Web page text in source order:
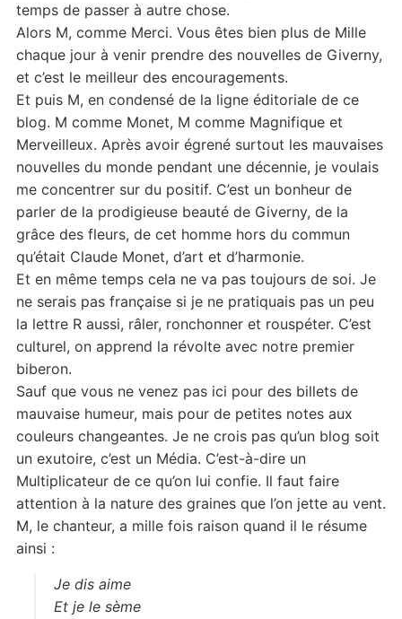
temps de passer à autre chose.
Alors M, comme Merci. Vous êtes bien plus de Mille
chaque jour à venir prendre des nouvelles de Giverny,
et c’est le meilleur des encouragements.
Et puis M, en condensé de la ligne éditoriale de ce
blog. M comme Monet, M comme Magnifique et
Merveilleux. Après avoir égrené surtout les mauvaises
nouvelles du monde pendant une décennie, je voulais
me concentrer sur du positif. C’est un bonheur de
parler de la prodigieuse beauté de Giverny, de la
grâce des fleurs, de cet homme hors du commun
qu’était Claude Monet, d’art et d’harmonie.
Et en même temps cela ne va pas toujours de soi. Je
ne serais pas française si je ne pratiquais pas un peu
la lettre R aussi, râler, ronchonner et rouspéter. C’est
culturel, on apprend la révolte avec notre premier
biberon.
Sauf que vous ne venez pas ici pour des billets de
mauvaise humeur, mais pour de petites notes aux
couleurs changeantes. Je ne crois pas qu’un blog soit
un exutoire, c’est un Média. C’est-à-dire un
Multiplicateur de ce qu’on lui confie. Il faut faire
attention à la nature des graines que l’on jette au vent.
M, le chanteur, a mille fois raison quand il le résume
ainsi :
Je dis aime
Et je le sème